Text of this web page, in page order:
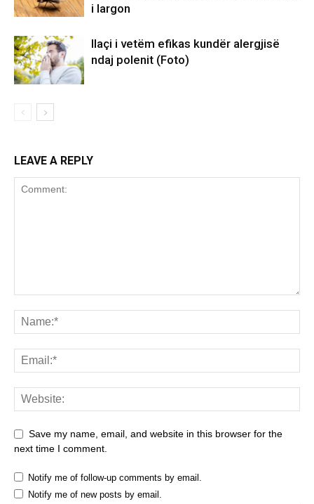
i largon
Ilaçi i vetëm efikas kundër alergjisë
ndaj polenit (Foto)
LEAVE A REPLY
Save my name, email, and website in this browser for the
next time I comment.
Notify me of follow-up comments by email.
Notify me of new posts by email.